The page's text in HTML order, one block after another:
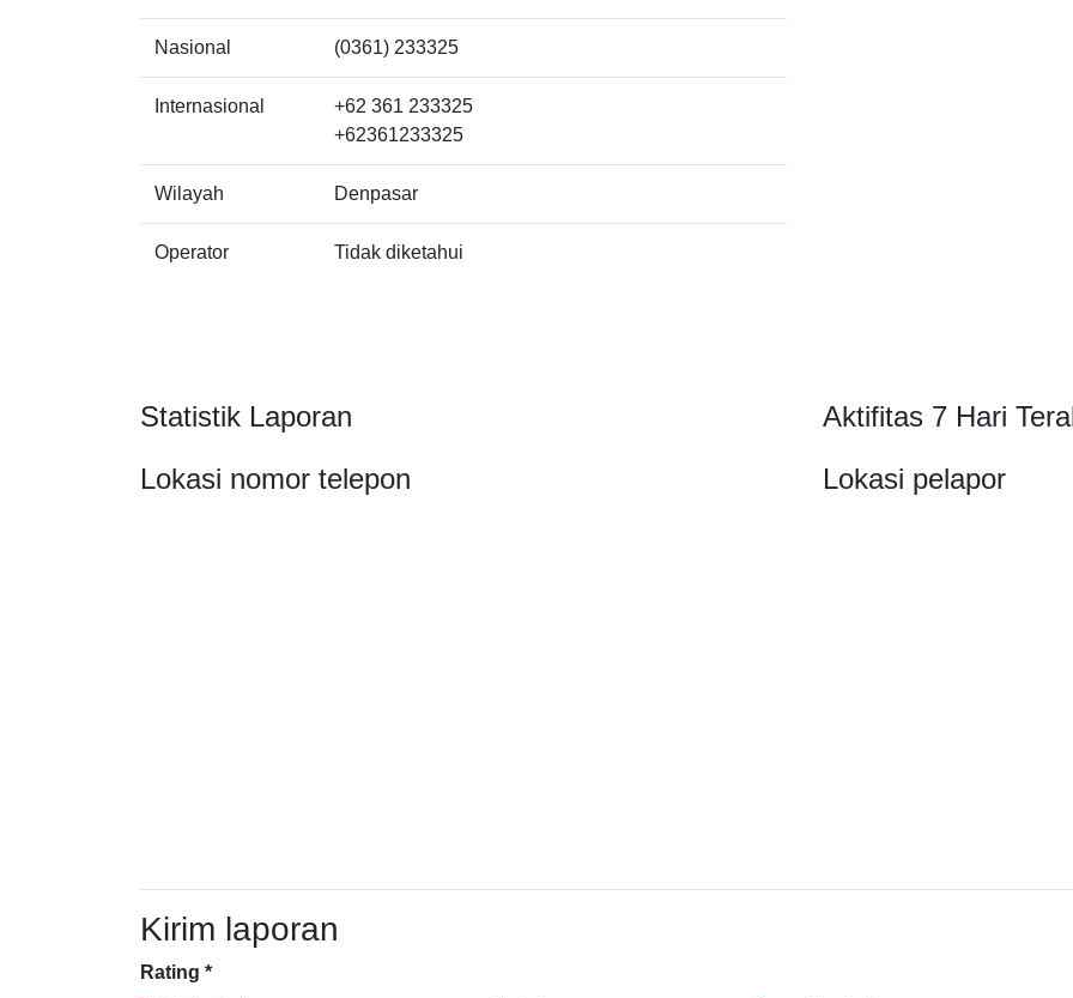
Nasional (0361) 233325
Internasional
+62 361 233325
+62361233325
Wilayah Denpasar
Operator Tidak diketahui
Statistik Laporan
Aktifitas 7 Hari
Lokasi nomor telepon
Lokasi pelapor
Kirim laporan
Rating *